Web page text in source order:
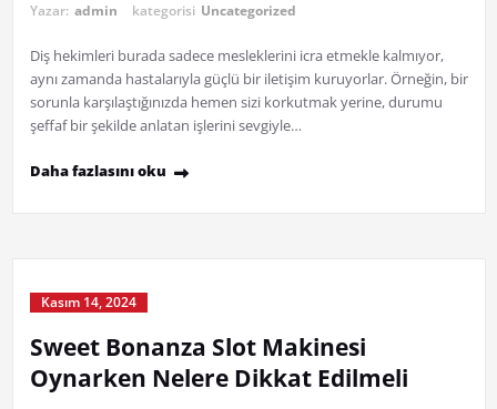
Yazar: admin kategorisi Uncategorized
Diş hekimleri burada sadece mesleklerini icra etmekle kalmıyor,
aynı zamanda hastalarıyla güçlü bir iletişim kuruyorlar. Örneğin, bir
sorunla karşılaştığınızda hemen sizi korkutmak yerine, durumu
şeffaf bir şekilde anlatan işlerini sevgiyle…
Daha fazlasını oku
Kasım 14, 2024
Sweet Bonanza Slot Makinesi
Oynarken Nelere Dikkat Edilmeli